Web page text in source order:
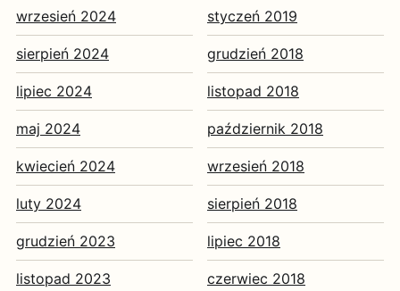
wrzesień 2024
sierpień 2024
lipiec 2024
maj 2024
kwiecień 2024
luty 2024
grudzień 2023
listopad 2023
styczeń 2019
grudzień 2018
listopad 2018
październik 2018
wrzesień 2018
sierpień 2018
lipiec 2018
czerwiec 2018